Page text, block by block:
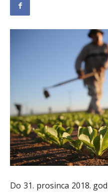
Do 31. prosinca 2018.